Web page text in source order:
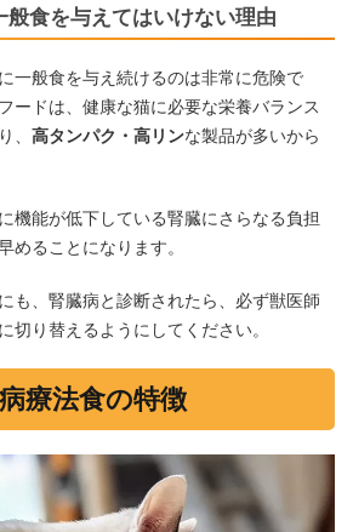
般食を与えてはいけない理由
一般食を与え続けるのは非常に危険で
ードは、健康な猫に必要な栄養バランス
、 高タンパク・高リンな製品が多いから
機能が低下している腎臓にさらなる負担
めることになります。
も、腎臓病と診断されたら、必ず獣医師
切り替えるようにしてください。
療法食の特徴